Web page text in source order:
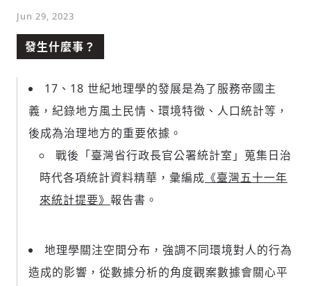
Jun 29, 2023
發生什麼事？
17、18 世紀地理學的發展是為了服務帝國主
義，紀錄地方風土民情、環境特徵、人口統計等，
後成為治理地方的重要依據。
戰後「臺灣省行政長官公署統計室」蒐集日治
時代各項統計資料精華，彙編成 《臺灣五十一年
來統計提要》 報告書。
地理學關注空間分布，強調不同環境對人的行為
造成的影響，從數據分析的角度觀案數據會關心平